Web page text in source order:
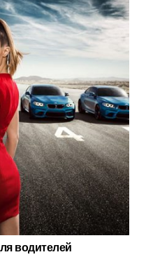
водителей